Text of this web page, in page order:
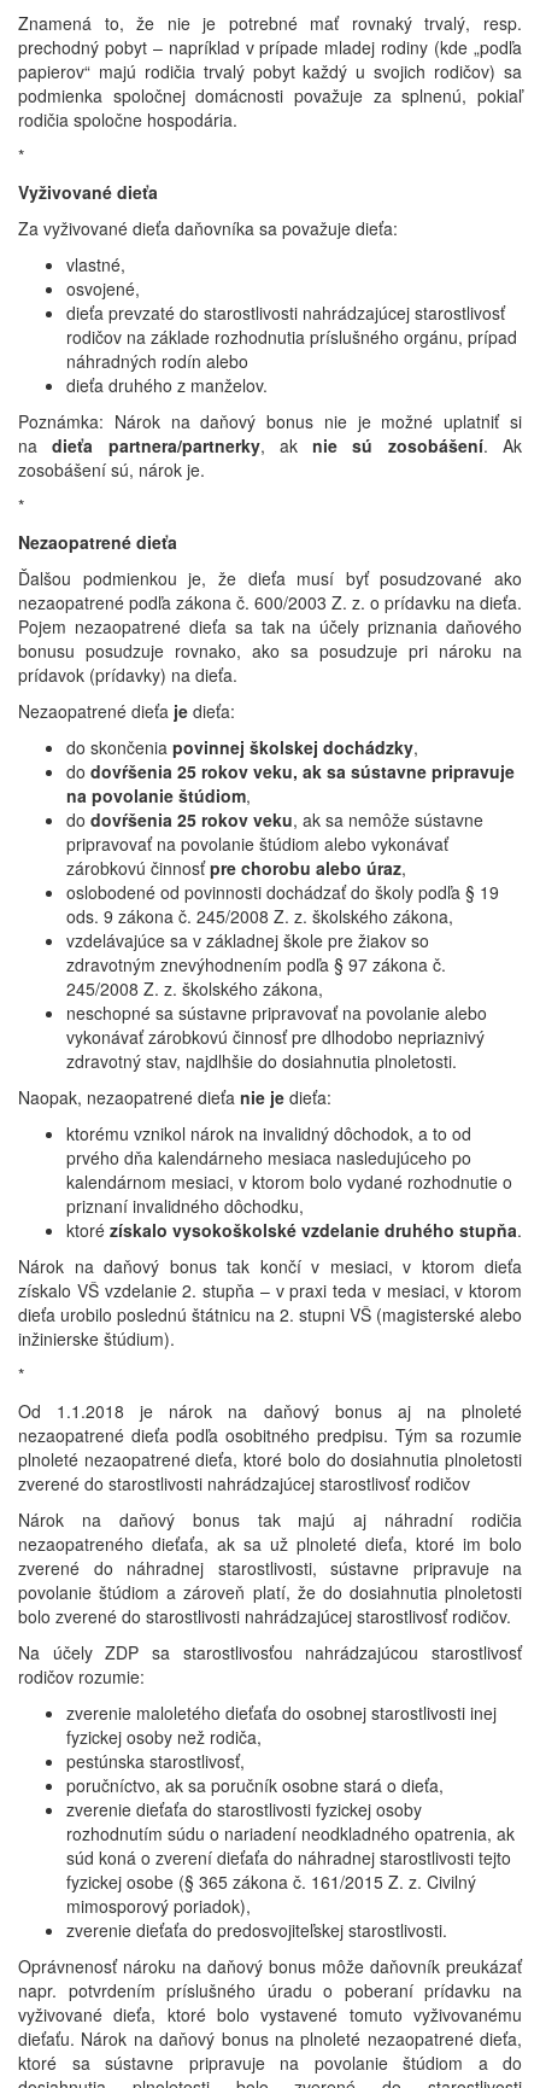
Znamená to, že nie je potrebné mať rovnaký trvalý, resp.
prechodný pobyt – napríklad v prípade mladej rodiny (kde „podľa
papierov“ majú rodičia trvalý pobyt každý u svojich rodičov) sa
podmienka spoločnej domácnosti považuje za splnenú, pokiaľ
rodičia spoločne hospodária.
*
Vyživované dieťa
Za vyživované dieťa daňovníka sa považuje dieťa:
vlastné,
osvojené,
dieťa prevzaté do starostlivosti nahrádzajúcej starostlivosť
rodičov na základe rozhodnutia príslušného orgánu, prípad
náhradných rodín alebo
dieťa druhého z manželov.
Poznámka: Nárok na daňový bonus nie je možné uplatniť si
nadieťa partnera/partnerky, aknie sú zosobášení. Ak
zosobášení sú, nárok je.
*
Nezaopatrené dieťa
Ďalšou podmienkou je, že dieťa musí byť posudzované ako
nezaopatrené podľa zákona č. 600/2003 Z. z. o prídavku na dieťa.
Pojem nezaopatrené dieťa sa tak na účely priznania daňového
bonusu posudzuje rovnako, ako sa posudzuje pri nároku na
prídavok (prídavky) na dieťa.
Nezaopatrené dieťa je dieťa:
do skončenia povinnej školskej dochádzky,
do dovŕšenia 25 rokov veku, ak sa sústavne pripravuje
na povolanie štúdiom,
do dovŕšenia 25 rokov veku, ak sa nemôže sústavne
pripravovať na povolanie štúdiom alebo vykonávať
zárobkovú činnosťpre chorobu alebo úraz,
oslobodené od povinnosti dochádzať do školy podľa § 19
ods. 9 zákona č. 245/2008 Z. z. školského zákona,
vzdelávajúce sa v základnej škole pre žiakov so
zdravotným znevýhodnením podľa § 97 zákona č.
245/2008 Z. z. školského zákona,
neschopné sa sústavne pripravovať na povolanie alebo
vykonávať zárobkovú činnosť pre dlhodobo nepriaznivý
zdravotný stav, najdlhšie do dosiahnutia plnoletosti.
Naopak, nezaopatrené dieťa nie je dieťa:
ktorému vznikol nárok na invalidný dôchodok, a to od
prvého dňa kalendárneho mesiaca nasledujúceho po
kalendárnom mesiaci, v ktorom bolo vydané rozhodnutie o
priznaní invalidného dôchodku,
ktoré získalo vysokoškolské vzdelanie druhého stupňa.
Nárok na daňový bonus tak končí v mesiaci, v ktorom dieťa
získalo VŠ vzdelanie 2. stupňa – v praxi teda v mesiaci, v ktorom
dieťa urobilo poslednú štátnicu na 2. stupni VŠ (magisterské alebo
inžinierske štúdium).
*
Od 1.1.2018 je nárok na daňový bonus aj na plnoleté
nezaopatrené dieťa podľa osobitného predpisu. Tým sa rozumie
plnoleté nezaopatrené dieťa, ktoré bolo do dosiahnutia plnoletosti
zverené do starostlivosti nahrádzajúcej starostlivosť rodičov
Nárok na daňový bonus tak majú aj náhradní rodičia
nezaopatreného dieťaťa, ak sa už plnoleté dieťa, ktoré im bolo
zverené do náhradnej starostlivosti, sústavne pripravuje na
povolanie štúdiom a zároveň platí, že do dosiahnutia plnoletosti
bolo zverené do starostlivosti nahrádzajúcej starostlivosť rodičov.
Na účely ZDP sa starostlivosťou nahrádzajúcou starostlivosť
rodičov rozumie:
zverenie maloletého dieťaťa do osobnej starostlivosti inej
fyzickej osoby než rodiča,
pestúnska starostlivosť,
poručníctvo, ak sa poručník osobne stará o dieťa,
zverenie dieťaťa do starostlivosti fyzickej osoby
rozhodnutím súdu o nariadení neodkladného opatrenia, ak
súd koná o zverení dieťaťa do náhradnej starostlivosti tejto
fyzickej osobe (§ 365 zákona č. 161/2015 Z. z. Civilný
mimosporový poriadok),
zverenie dieťaťa do predosvojiteľskej starostlivosti.
Oprávnenosť nároku na daňový bonus môže daňovník preukázať
napr. potvrdením príslušného úradu o poberaní prídavku na
vyživované dieťa, ktoré bolo vystavené tomuto vyživovanému
dieťaťu. Nárok na daňový bonus na plnoleté nezaopatrené dieťa,
ktoré sa sústavne pripravuje na povolanie štúdiom a do